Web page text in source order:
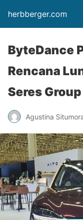
herbberger.com
ByteDance
Rencana
Seres Group
Agustina